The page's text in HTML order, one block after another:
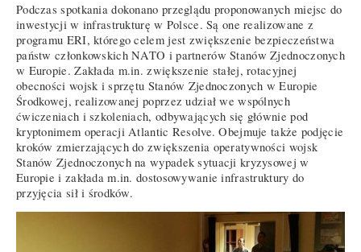
Podczas spotkania dokonano przeglądu proponowanych miejsc do
inwestycji w infrastrukturę w Polsce. Są one realizowane z
programu ERI, którego celem jest zwiększenie bezpieczeństwa
państw członkowskich NATO i partnerów Stanów Zjednoczonych
w Europie. Zakłada m.in. zwiększenie stałej, rotacyjnej
obecności wojsk i sprzętu Stanów Zjednoczonych w Europie
Środkowej, realizowanej poprzez udział we wspólnych
ćwiczeniach i szkoleniach, odbywających się głównie pod
kryptonimem operacji Atlantic Resolve. Obejmuje także podjęcie
kroków zmierzających do zwiększenia operatywności wojsk
Stanów Zjednoczonych na wypadek sytuacji kryzysowej w
Europie i zakłada m.in. dostosowywanie infrastruktury do
przyjęcia sił i środków.